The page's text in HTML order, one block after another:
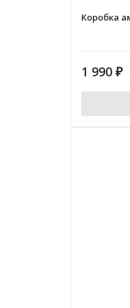
Коробка
1 990 ₽